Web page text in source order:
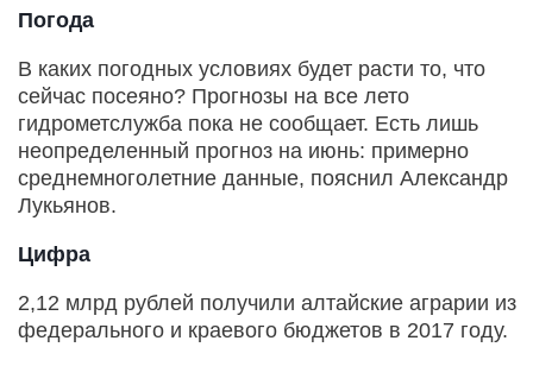
Погода
В каких погодных условиях будет расти то, что
сейчас посеяно? Прогнозы на все лето
гидрометслужба пока не сообщает. Есть лишь
неопределенный прогноз на июнь: примерно
среднемноголетние данные, пояснил Александр
Лукьянов.
Цифра
2,12 млрд рублей получили алтайские аграрии из
федерального и краевого бюджетов в 2017 году.